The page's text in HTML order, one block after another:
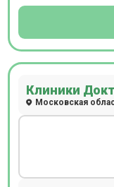
Клиники
Московская